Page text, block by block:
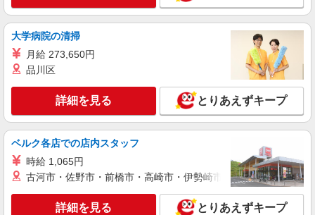
キープ 詳細を見る
アルバイト パート
ピザハット 栄町店
時給1,140円以上 平日 時給1,140円以上
北海道札幌市東区北四十一条東15ー3ー15 コ
ーポ森
キープ
アルバイト パート
ピザハット 伏古店
ピザの宅配／デリバリー・配達
大学病院の清掃
月給 273,650円
品川区
詳細を見る とりあえずキープ
ベルク各店での店内スタッフ
時給 1,065円
古河市・佐野市・前橋市・高崎市・伊勢崎市・太田市・館林市
詳細を見る とりあえずキープ